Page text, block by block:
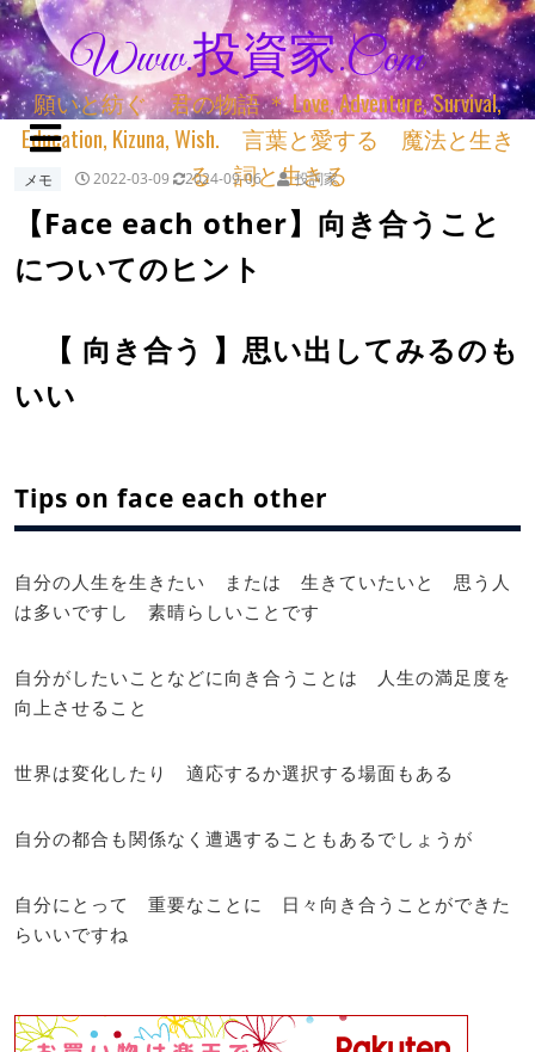
Www.投資家.com
願いと紡ぐ 君の物語 ＊ Love, Adventure, Survival,
Education, Kizuna, Wish. 言葉と愛する 魔法と生き
る 詞と生きる
メモ 2022-03-09 2024-09-06 投詞家
【Face each other】向き合うこと
についてのヒント
【 向き合う 】思い出してみるのも
いい
Tips on face each other
自分の人生を生きたい または 生きていたいと 思う人
は多いですし 素晴らしいことです
自分がしたいことなどに向き合うことは 人生の満足度を
向上させること
世界は変化したり 適応するか選択する場面もある
自分の都合も関係なく遭遇することもあるでしょうが
自分にとって 重要なことに 日々向き合うことができた
らいいですね